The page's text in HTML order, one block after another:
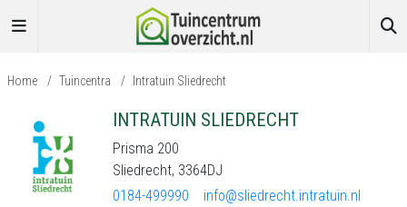
Home / Tuincentra / Intratuin Sliedrecht
INTRATUIN SLIEDRECHT
Prisma 200
Sliedrecht, 3364DJ
0184-499990
info@sliedrecht.intratuin.nl